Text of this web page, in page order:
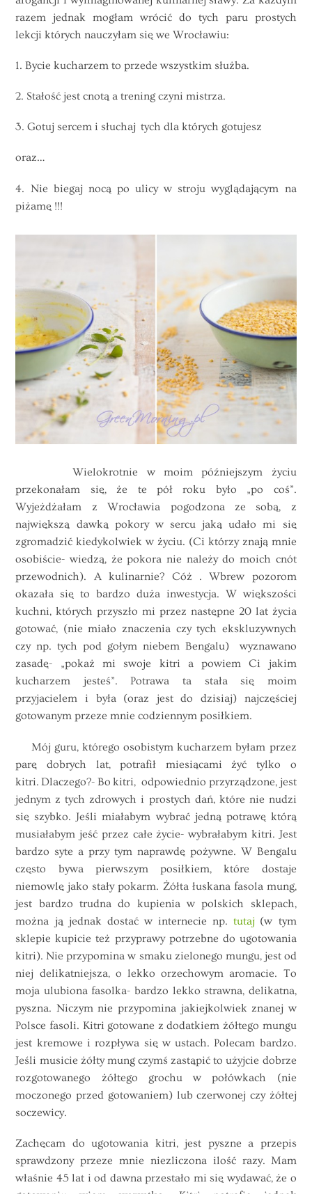
razem jednak mogłam wrócić do tych paru prostych
lekcji których nauczyłam się we Wrocławiu:
1. Bycie kucharzem to przede wszystkim służba.
2. Stałość jest cnotą a trening czyni mistrza.
3. Gotuj sercem i słuchaj tych dla których gotujesz
oraz…
4. Nie biegaj nocą po ulicy w stroju wyglądającym na
piżamę !!!
Wielokrotnie w moim późniejszym życiu
przekonałam się, że te pół roku było „po coś”.
Wyjeżdżałam z Wrocławia pogodzona ze sobą, z
największą dawką pokory w sercu jaką udało mi się
zgromadzić kiedykolwiek w życiu. (Ci którzy znają mnie
osobiście- wiedzą, że pokora nie należy do moich cnót
przewodnich). A kulinarnie? Cóż . Wbrew pozorom
okazała się to bardzo duża inwestycja. W większości
kuchni, których przyszło mi przez następne 20 lat życia
gotować, (nie miało znaczenia czy tych ekskluzywnych
czy np. tych pod gołym niebem Bengalu) wyznawano
zasadę- „pokaż mi swoje kitri a powiem Ci jakim
kucharzem jesteś”. Potrawa ta stała się moim
przyjacielem i była (oraz jest do dzisiaj) najczęściej
gotowanym przeze mnie codziennym posiłkiem.
Mój guru, którego osobistym kucharzem byłam przez
parę dobrych lat, potrafił miesiącami żyć tylko o
kitri. Dlaczego?- Bo kitri, odpowiednio przyrządzone, jest
jednym z tych zdrowych i prostych dań, które nie nudzi
się szybko. Jeśli miałabym wybrać jedną potrawę którą
musiałabym jeść przez całe życie- wybrałabym kitri. Jest
bardzo syte a przy tym naprawdę pożywne. W Bengalu
często bywa pierwszym posiłkiem, które dostaje
niemowlę jako stały pokarm. Żółta łuskana fasola mung,
jest bardzo trudna do kupienia w polskich sklepach,
można ją jednak dostać w internecie np. tutaj (w tym
sklepie kupicie też przyprawy potrzebne do ugotowania
kitri). Nie przypomina w smaku zielonego mungu, jest od
niej delikatniejsza, o lekko orzechowym aromacie. To
moja ulubiona fasolka- bardzo lekko strawna, delikatna,
pyszna. Niczym nie przypomina jakiejkolwiek znanej w
Polsce fasoli. Kitri gotowane z dodatkiem żółtego mungu
jest kremowe i rozpływa się w ustach. Polecam bardzo.
Jeśli musicie żółty mung czymś zastąpić to użyjcie dobrze
rozgotowanego żółtego grochu w połówkach (nie
moczonego przed gotowaniem) lub czerwonej czy żółtej
soczewicy.
Zachęcam do ugotowania kitri, jest pyszne a przepis
sprawdzony przeze mnie niezliczona ilość razy. Mam
właśnie 45 lat i od dawna przestało mi się wydawać, że o